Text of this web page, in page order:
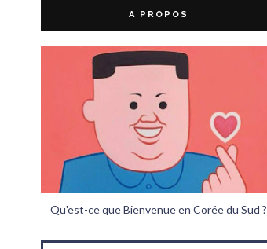
A PROPOS
Qu'est-ce que Bienvenue en Corée du Sud ?